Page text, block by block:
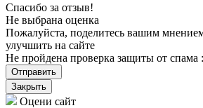
Спасибо за отзыв!
Не выбрана оценка
Пожалуйста, поделитесь вашим
улучшить на сайте
Не пройдена проверка защиты от спама
Отправить
Закрыть
Оцени сайт